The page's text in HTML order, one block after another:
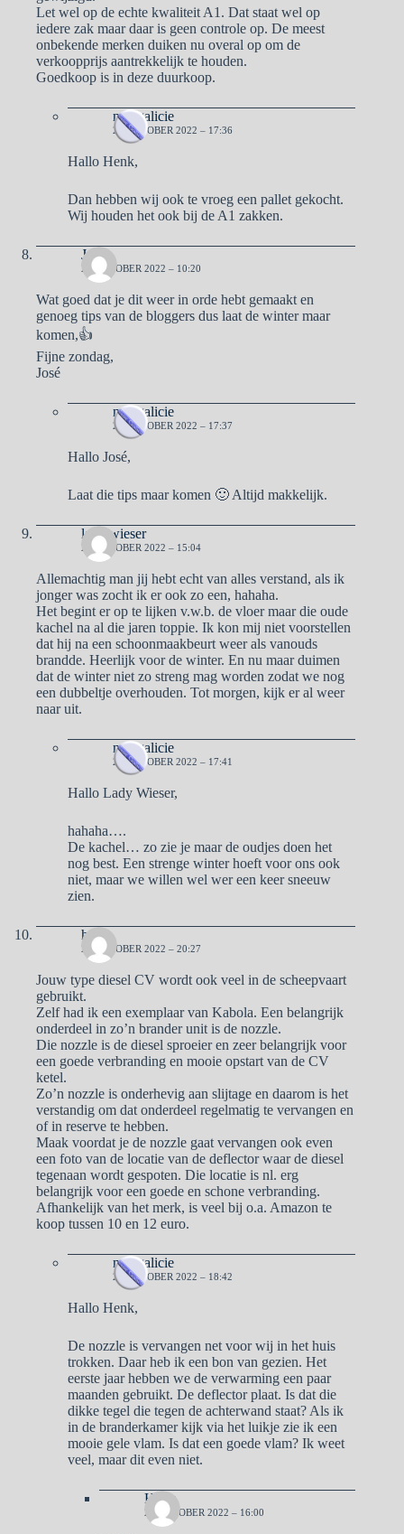
Let wel op de echte kwaliteit A1. Dat staat wel op
iedere zak maar daar is geen controle op. De meest
onbekende merken duiken nu overal op om de
verkoopprijs aantrekkelijk te houden.
Goedkoop is in deze duurkoop.
naargalicie
23 OKTOBER 2022 – 17:36
Hallo Henk,
Dan hebben wij ook te vroeg een pallet gekocht.
Wij houden het ook bij de A1 zakken.
Jose
23 OKTOBER 2022 – 10:20
Wat goed dat je dit weer in orde hebt gemaakt en
genoeg tips van de bloggers dus laat de winter maar
komen,👍
Fijne zondag,
José
naargalicie
23 OKTOBER 2022 – 17:37
Hallo José,
Laat die tips maar komen 🙂 Altijd makkelijk.
lady wieser
23 OKTOBER 2022 – 15:04
Allemachtig man jij hebt echt van alles verstand, als ik
jonger was zocht ik er ook zo een, hahaha.
Het begint er op te lijken v.w.b. de vloer maar die oude
kachel na al die jaren toppie. Ik kon mij niet voorstellen
dat hij na een schoonmaakbeurt weer als vanouds
brandde. Heerlijk voor de winter. En nu maar duimen
dat de winter niet zo streng mag worden zodat we nog
een dubbeltje overhouden. Tot morgen, kijk er al weer
naar uit.
naargalicie
23 OKTOBER 2022 – 17:41
Hallo Lady Wieser,
hahaha….
De kachel… zo zie je maar de oudjes doen het
nog best. Een strenge winter hoeft voor ons ook
niet, maar we willen wel wer een keer sneeuw
zien.
henk
23 OKTOBER 2022 – 20:27
Jouw type diesel CV wordt ook veel in de scheepvaart
gebruikt.
Zelf had ik een exemplaar van Kabola. Een belangrijk
onderdeel in zo’n brander unit is de nozzle.
Die nozzle is de diesel sproeier en zeer belangrijk voor
een goede verbranding en mooie opstart van de CV
ketel.
Zo’n nozzle is onderhevig aan slijtage en daarom is het
verstandig om dat onderdeel regelmatig te vervangen en
of in reserve te hebben.
Maak voordat je de nozzle gaat vervangen ook even
een foto van de locatie van de deflector waar de diesel
tegenaan wordt gespoten. Die locatie is nl. erg
belangrijk voor een goede en schone verbranding.
Afhankelijk van het merk, is veel bij o.a. Amazon te
koop tussen 10 en 12 euro.
naargalicie
24 OKTOBER 2022 – 18:42
Hallo Henk,
De nozzle is vervangen net voor wij in het huis
trokken. Daar heb ik een bon van gezien. Het
eerste jaar hebben we de verwarming een paar
maanden gebruikt. De deflector plaat. Is dat die
dikke tegel die tegen de achterwand staat? Als ik
in de branderkamer kijk via het luikje zie ik een
mooie gele vlam. Is dat een goede vlam? Ik weet
veel, maar dit even niet.
Henk
25 OKTOBER 2022 – 16:00